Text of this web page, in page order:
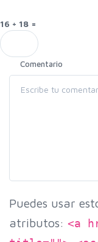
16 + 18 =
Comentario
Puedes usar
atributos: <a